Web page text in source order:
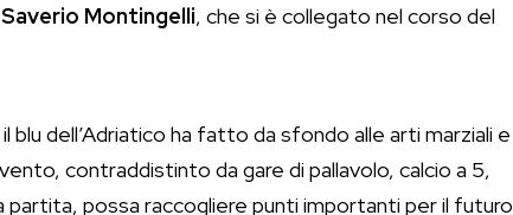
Montingelli, che si è collegato nel corso del
dell’Adriatico ha fatto da sfondo alle arti marziali e
contraddistinto da gare di pallavolo, calcio a 5,
partita, possa raccogliere punti importanti per il futuro